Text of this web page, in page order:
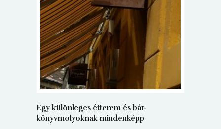
Egy különleges étterem és bár-
könyvmolyoknak mindenképp